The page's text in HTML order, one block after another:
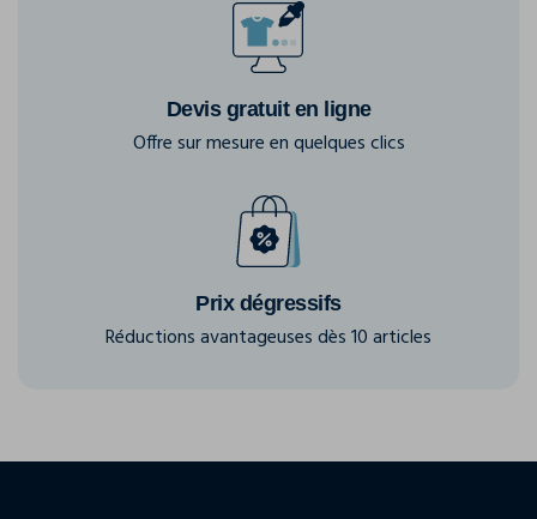
Devis gratuit en ligne
Offre sur mesure en quelques clics
Prix dégressifs
Réductions avantageuses dès 10 articles